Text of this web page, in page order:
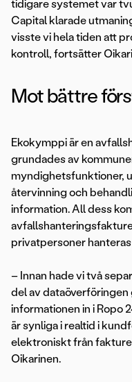
tidigare systemet var
Capital klarade
visste vi hela tiden att
kontroll, fortsätter
Mot bättre
Ekokymppi är en
grundades av
myndighetsfunktioner,
återvinning och
information. All dess
privatpersoner
– Innan hade vi två
del av dataöverföringen
informationen in i Ropo
är synliga i realtid i
elektroniskt från
Oikarinen.